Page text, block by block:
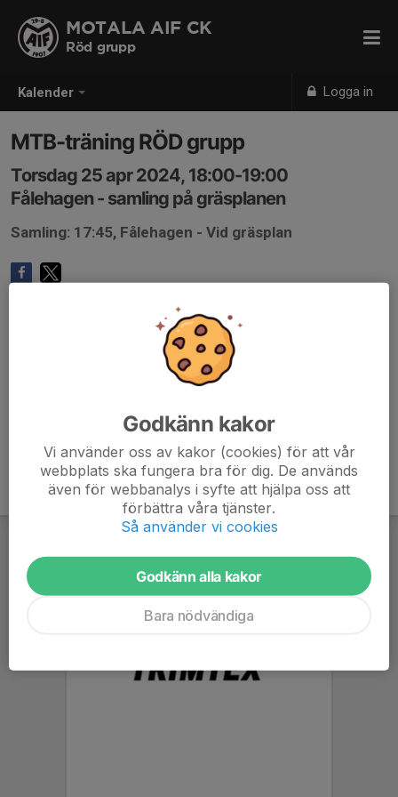
Kalender Logga in
MOTALA AIF CK
Röd grupp
MTB-träning RÖD grupp
Torsdag 25 apr 2024, 18:00-19:00
Fålehagen - samling på gräsplanen
Samling: 17:45, Fålehagen - Vid gräsplan
Godkänn kakor
Vi använder oss av kakor (cookies) för att vår
webbplats ska fungera bra för dig. De används
även för webbanalys i syfte att hjälpa oss att
förbättra våra tjänster.
Så använder vi cookies
Godkänn alla kakor
Bara nödvändiga